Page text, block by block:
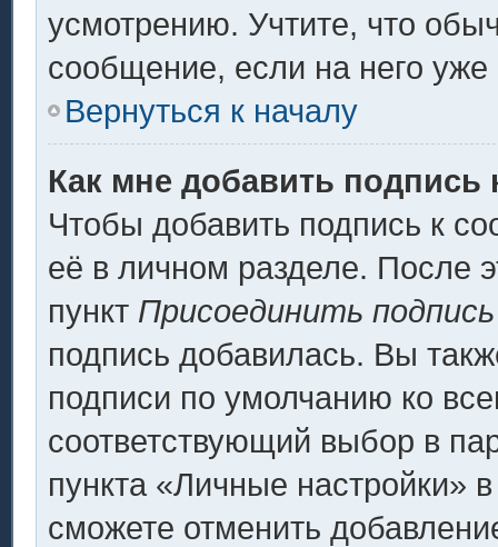
усмотрению. Учтите, что
сообщение, если на него уже
Вернуться к началу
Как мне добавить
Чтобы добавить подпись к
её в личном разделе. После
пункт Присоединить подпись
подпись добавилась. Вы
подписи по умолчанию ко
соответствующий выбор в
пункта «Личные настройки»
сможете отменить